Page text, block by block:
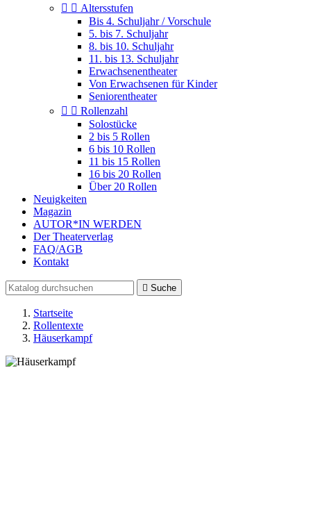
  Altersstufen
Bis 4. Schuljahr / Vorschule
5. bis 7. Schuljahr
8. bis 10. Schuljahr
11. bis 13. Schuljahr
Erwachsenentheater
Von Erwachsenen für Kinder
Seniorentheater
  Rollenzahl
Solostücke
2 bis 5 Rollen
6 bis 10 Rollen
11 bis 15 Rollen
16 bis 20 Rollen
Über 20 Rollen
Neuigkeiten
Magazin
AUTOR*IN WERDEN
Der Theaterverlag
FAQ/AGB
Kontakt
 Suche
Startseite
Rollentexte
Häuserkampf